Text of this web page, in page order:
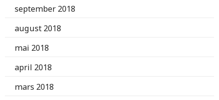
september 2018
august 2018
mai 2018
april 2018
mars 2018